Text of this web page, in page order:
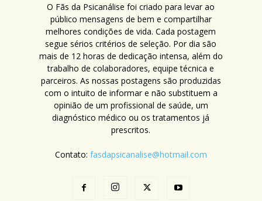
O Fãs da Psicanálise foi criado para levar ao
público mensagens de bem e compartilhar
melhores condições de vida. Cada postagem
segue sérios critérios de seleção. Por dia são
mais de 12 horas de dedicação intensa, além do
trabalho de colaboradores, equipe técnica e
parceiros. As nossas postagens são produzidas
com o intuito de informar e não substituem a
opinião de um profissional de saúde, um
diagnóstico médico ou os tratamentos já
prescritos.
Contato: fasdapsicanalise@hotmail.com